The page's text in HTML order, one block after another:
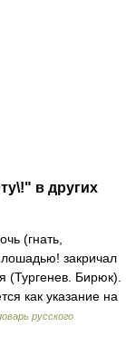
в других
(гнать,
лошадью! закричал
(Тургенев. Бирюк).
как указание на
русского